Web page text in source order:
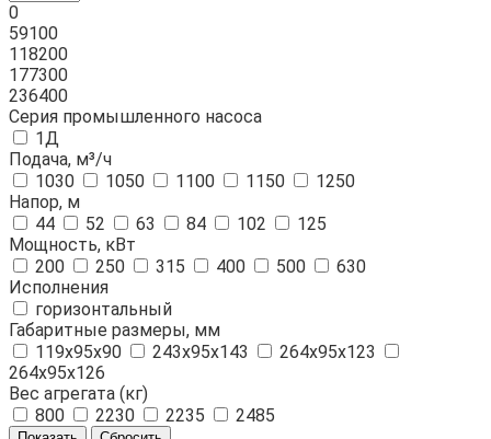
0
59100
118200
177300
236400
Серия промышленного насоса
1Д
Подача, м³/ч
1030
1050 1100 1150
1250
Напор, м
44
52 63 84 102
125
Мощность, кВт
200
250 315 400 500
630
Исполнения
горизонтальный
Габаритные размеры, мм
119х95х90
243х95х143
264х95х123
264х95х126
Вес агрегата (кг)
800
2230 2235 2485